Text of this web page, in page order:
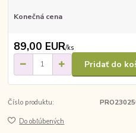
Konečná cena
89,00 EUR/ks
Pridať do
Číslo produktu:
Do obľúbených